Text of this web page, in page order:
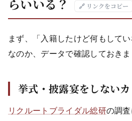
らいいる？
🔗 リンクをコピー
まず、「入籍したけど何もして
なのか、データで確認しておきま
挙式・披露宴をしない
リクルートブライダル総研の調